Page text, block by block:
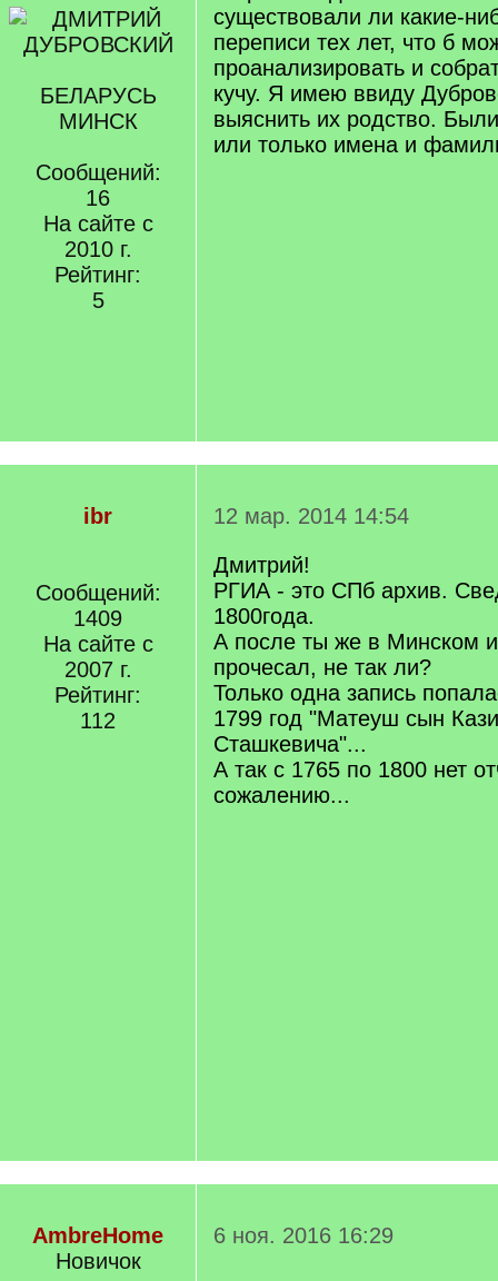
БЕЛАРУСЬ
МИНСК
Сообщений:
16
На сайте с
2010 г.
Рейтинг:
5
существовали ли какие-
переписи тех лет, что б
проанализировать и
кучу. Я имею ввиду
выяснить их родство.
или только имена и
ibr
Сообщений:
1409
На сайте с
2007 г.
Рейтинг:
112
12 мар. 2014 14:54
Дмитрий!
РГИА - это СПб архив.
1800года.
А после ты же в Минском
прочесал, не так ли?
Только одна запись
1799 год "Матеуш сын
Сташкевича"...
А так с 1765 по 1800 нет
сожалению...
AmbreHome
Новичок
6 ноя. 2016 16:29